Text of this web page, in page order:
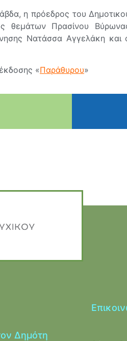
η πρόεδρος του
θεμάτων Πρασίνου
Νατάσσα Αγγελάκη και
«Παράθυρου»
Δημότη